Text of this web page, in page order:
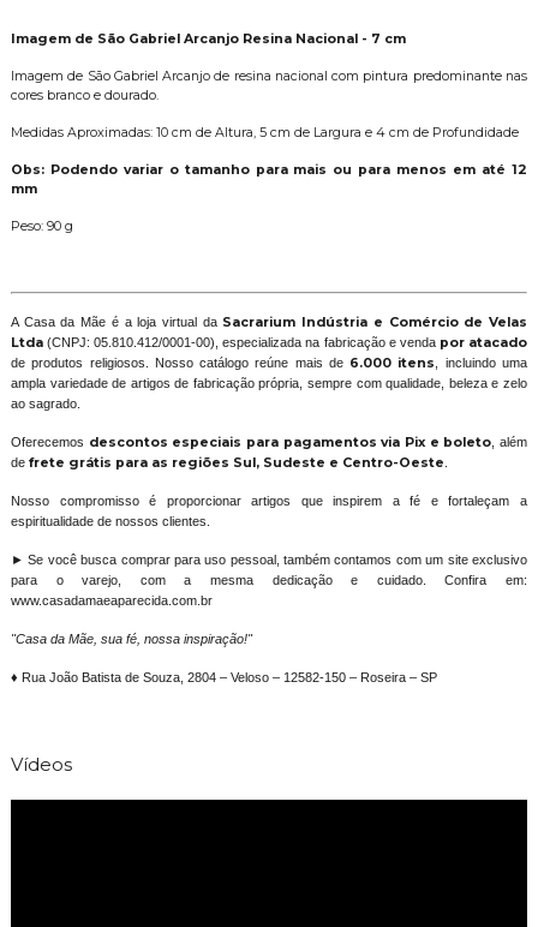
Imagem de São Gabriel Arcanjo Resina Nacional - 7 cm
Imagem de São Gabriel Arcanjo de resina nacional com pintura predominante nas
cores branco e dourado.
Medidas Aproximadas: 10 cm de Altura, 5 cm de Largura e 4 cm de Profundidade
Obs: Podendo variar o tamanho para mais ou para menos em até 12
mm
Peso: 90 g
A Casa da Mãe é a loja virtual daSacrarium Indústria e Comércio de Velas
Ltda(CNPJ: 05.810.412/0001-00), especializada na fabricação e venda por atacado
de produtos religiosos. Nosso catálogo reúne mais de 6.000 itens
, incluindo uma
ampla variedade de artigos de fabricação própria, sempre com qualidade, beleza e zelo
ao sagrado.
Oferecemos descontos especiais para pagamentos via Pix e boleto , além
de frete grátis para as regiões Sul, Sudeste e Centro-Oeste
Nosso compromisso é proporcionar artigos que inspirem a fé e fortaleçam a
espiritualidade de nossos clientes.
► Se você busca comprar para uso pessoal, também contamos com um site exclusivo
para o varejo, com a mesma dedicação e cuidado. Confira em:
www.casadamaeaparecida.com.br
"Casa da Mãe, sua fé, nossa inspiração!"
♦ Rua João Batista de Souza, 2804 – Veloso – 12582-150 – Roseira – SP
Vídeos